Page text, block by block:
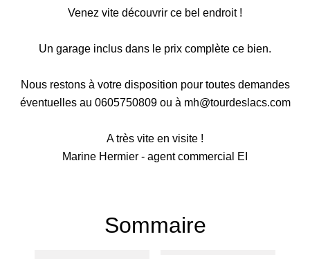
Venez vite découvrir ce bel endroit !
Un garage inclus dans le prix complète ce bien.
Nous restons à votre disposition pour toutes demandes
éventuelles au 0605750809 ou à mh@tourdeslacs.com
A très vite en visite !
Marine Hermier - agent commercial EI
Sommaire